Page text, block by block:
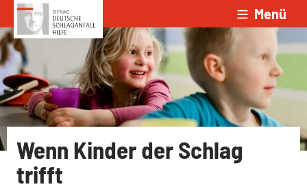
Zum Inhalt springen Menü
Wenn Kinder der Schlag
trifft